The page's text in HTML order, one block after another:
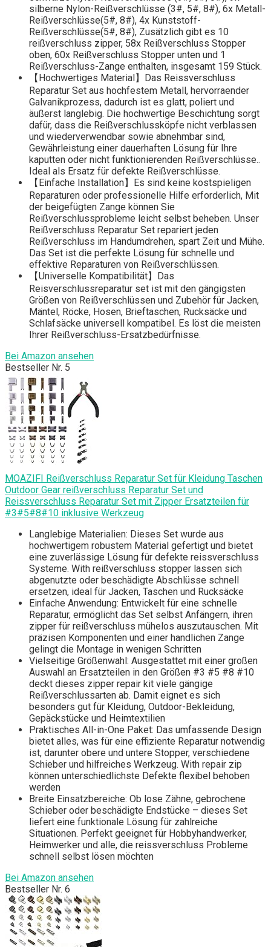
silberne Nylon-Reißverschlüsse (3#, 5#, 8#), 6x Metall-
Reißverschlüsse(5#, 8#), 4x Kunststoff-
Reißverschlüsse(5#, 8#), Zusätzlich gibt es 10
reißverschluss zipper, 58x Reißverschluss Stopper
oben, 60x Reißverschluss Stopper unten und 1
Reißverschluss-Zange enthalten, insgesamt 159 Stück.
【Hochwertiges Material】Das Reissverschluss
Reparatur Set aus hochfestem Metall, hervorraender
Galvanikprozess, dadurch ist es glatt, poliert und
äußerst langlebig. Die hochwertige Beschichtung sorgt
dafür, dass die Reißverschlussköpfe nicht verblassen
und wiederverwendbar sowie abnehmbar sind,
Gewährleistung einer dauerhaften Lösung für Ihre
kaputten oder nicht funktionierenden Reißverschlüsse..
Ideal als Ersatz für defekte Reißverschlüsse.
【Einfache Installation】Es sind keine kostspieligen
Reparaturen oder professionelle Hilfe erforderlich, Mit
der beigefügten Zange können Sie
Reißverschlussprobleme leicht selbst beheben. Unser
Reißverschluss Reparatur Set repariert jeden
Reißverschluss im Handumdrehen, spart Zeit und Mühe.
Das Set ist die perfekte Lösung für schnelle und
effektive Reparaturen von Reißverschlüssen.
【Universelle Kompatibilität】Das
Reisverschlussreparatur set ist mit den gängigsten
Größen von Reißverschlüssen und Zubehör für Jacken,
Mäntel, Röcke, Hosen, Brieftaschen, Rucksäcke und
Schlafsäcke universell kompatibel. Es löst die meisten
Ihrer Reißverschluss-Ersatzbedürfnisse.
Bei Amazon ansehen
Bestseller Nr. 5
MOAZIFI Reißverschluss Reparatur Set für Kleidung Taschen
Outdoor Gear reißverschluss Reparatur Set und
Reissverschluss Reparatur Set mit Zipper Ersatzteilen für
#3#5#8#10 inklusive Werkzeug
Langlebige Materialien: Dieses Set wurde aus
hochwertigem robustem Material gefertigt und bietet
eine zuverlässige Lösung für defekte reissverschluss
Systeme. With reißverschluss stopper lassen sich
abgenutzte oder beschädigte Abschlüsse schnell
ersetzen, ideal für Jacken, Taschen und Rucksäcke
Einfache Anwendung: Entwickelt für eine schnelle
Reparatur, ermöglicht das Set selbst Anfängern, ihren
zipper für reißverschluss mühelos auszutauschen. Mit
präzisen Komponenten und einer handlichen Zange
gelingt die Montage in wenigen Schritten
Vielseitige Größenwahl: Ausgestattet mit einer großen
Auswahl an Ersatzteilen in den Größen #3 #5 #8 #10
deckt dieses zipper repair kit viele gängige
Reißverschlussarten ab. Damit eignet es sich
besonders gut für Kleidung, Outdoor-Bekleidung,
Gepäckstücke und Heimtextilien
Praktisches All-in-One Paket: Das umfassende Design
bietet alles, was für eine effiziente Reparatur notwendig
ist, darunter obere und untere Stopper, verschiedene
Schieber und hilfreiches Werkzeug. With repair zip
können unterschiedlichste Defekte flexibel behoben
werden
Breite Einsatzbereiche: Ob lose Zähne, gebrochene
Schieber oder beschädigte Endstücke – dieses Set
liefert eine funktionale Lösung für zahlreiche
Situationen. Perfekt geeignet für Hobbyhandwerker,
Heimwerker und alle, die reissverschluss Probleme
schnell selbst lösen möchten
Bei Amazon ansehen
Bestseller Nr. 6